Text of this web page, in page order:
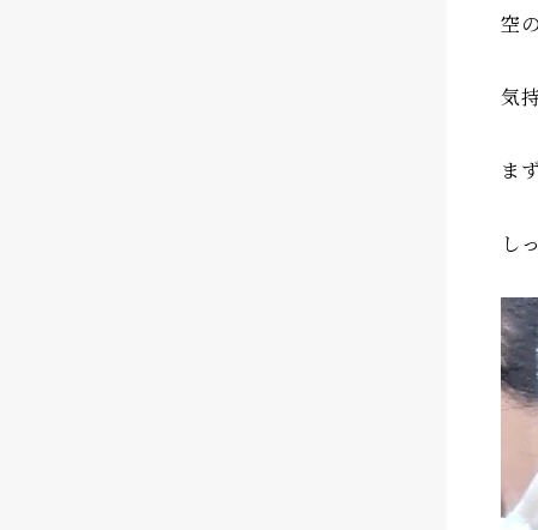
空
気
ま
し